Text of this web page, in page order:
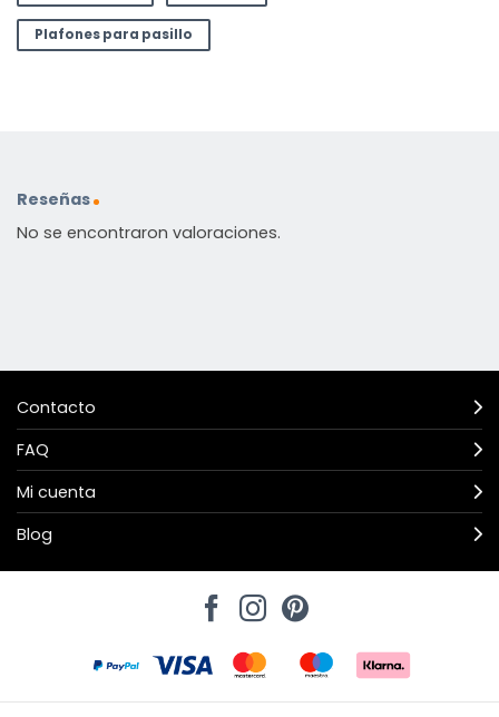
Plafones para pasillo
Reseñas
No se encontraron valoraciones.
Contacto
FAQ
Mi cuenta
Blog